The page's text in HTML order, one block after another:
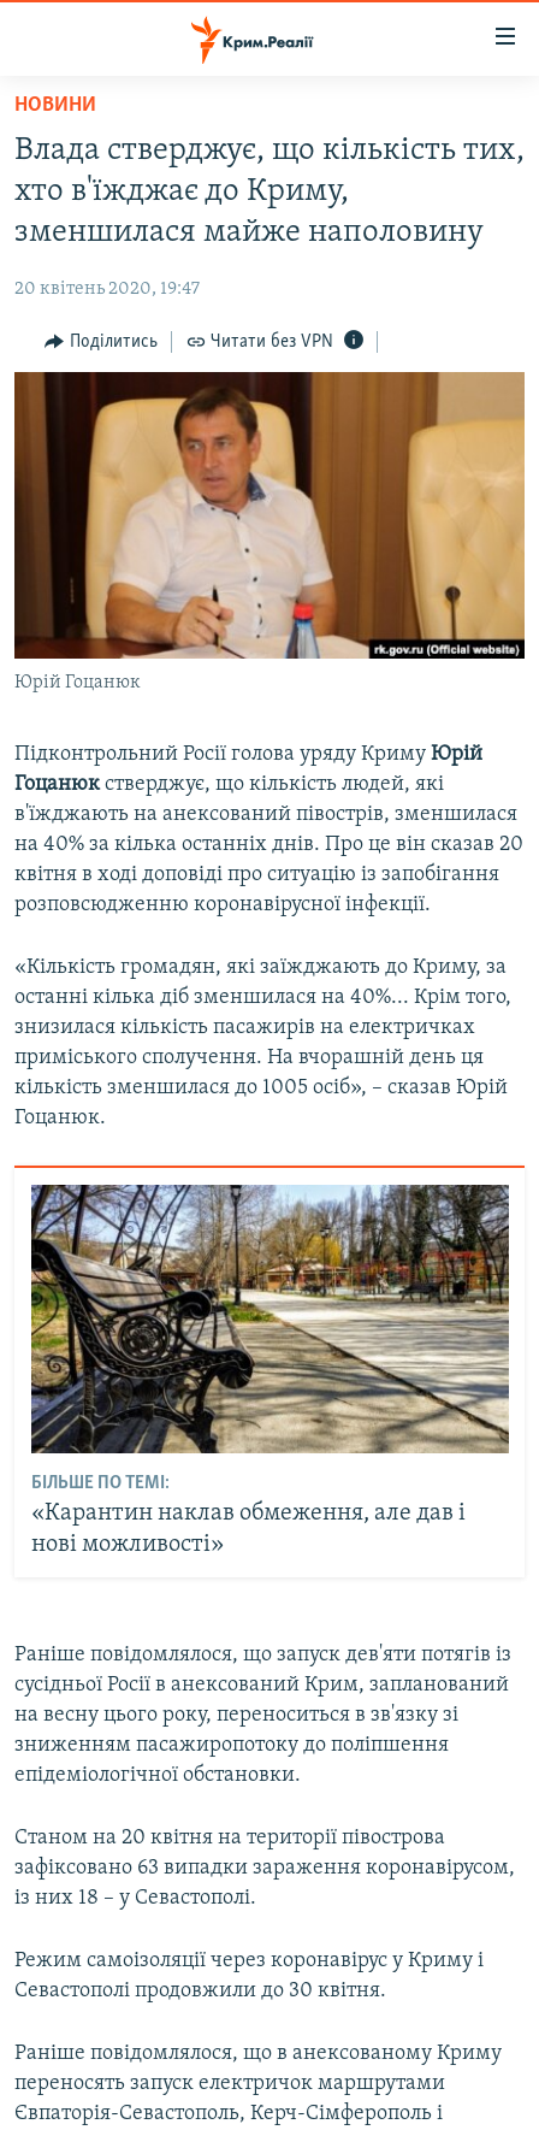
Перейти
основного
матеріалу
до
основної
Перейти
до
ВОДА.КРИМ
БЛОГИ
ПОГЛЯД
ВСЕ ЗА ДЕНЬ
СПЕЦПРОЕКТИ
ДЕПОРТАЦІЯ
ВІДЕОУРОКИ «ELIFBE»
СВІДЧЕННЯ ОКУПАЦІЇ
УКРАЇНСЬКА ПРОБЛЕМА КРИМУ
ІНФОГРАФІКА
ЯК ОБІЙТИ БЛОКУВАННЯ
Русский
Qırımtatar
ДОЛУЧАЙСЯ!
Усі сайти RFE/RL
НОВИНИ
Влада стверджує, що кількість тих,
хто в'їжджає до Криму,
зменшилася майже наполовину
20 квітень 2020, 19:47
Поділитись Читати без VPN
Юрій Гоцанюк
Підконтрольний Росії голова уряду Криму Юрій
Гоцанюкстверджує, що кількість людей, які
в'їжджають на анексований півострів, зменшилася
на 40% за кілька останніх днів. Про це він сказав 20
квітня в ході доповіді про ситуацію із запобігання
розповсюдженню коронавірусної інфекції.
«Кількість громадян, які заїжджають до Криму, за
останні кілька діб зменшилася на 40%... Крім того,
знизилася кількість пасажирів на електричках
приміського сполучення. На вчорашній день ця
кількість зменшилася до 1005 осіб», – сказав Юрій
Гоцанюк.
БІЛЬШЕ ПО ТЕМІ:
«Карантин наклав обмеження, але дав і
нові можливості»
Раніше повідомлялося, що запуск дев'яти потягів із
сусідньої Росії в анексований Крим, запланований
на весну цього року, переноситься в зв'язку зі
зниженням пасажиропотоку до поліпшення
епідеміологічної обстановки.
Станом на 20 квітня на території півострова
зафіксовано 63 випадки зараження коронавірусом,
із них 18 – у Севастополі.
Режим самоізоляції через коронавірус у Криму і
Севастополі продовжили до 30 квітня.
Раніше повідомлялося, що в анексованому Криму
переносять запуск електричок маршрутами
Євпаторія-Севастополь, Керч-Сімферополь і